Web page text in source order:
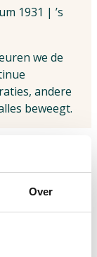
Over
1931 | ’s
we de
andere
beweegt.
voor wat
Op